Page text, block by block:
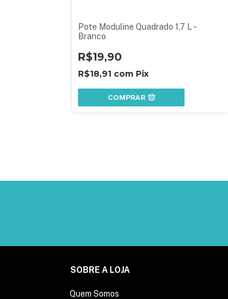
Pote Moduline Quadrado 1,7 L -
Branco
R$19,90
R$18,91 com Pix
COMPRAR
SOBRE A LOJA
Quem Somos